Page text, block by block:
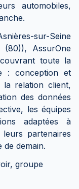
automobiles,
sur-Seine
AssurOne
toute la
: conception et
la relation client,
des données
les équipes
adaptées à
partenaires
de demain.
groupe